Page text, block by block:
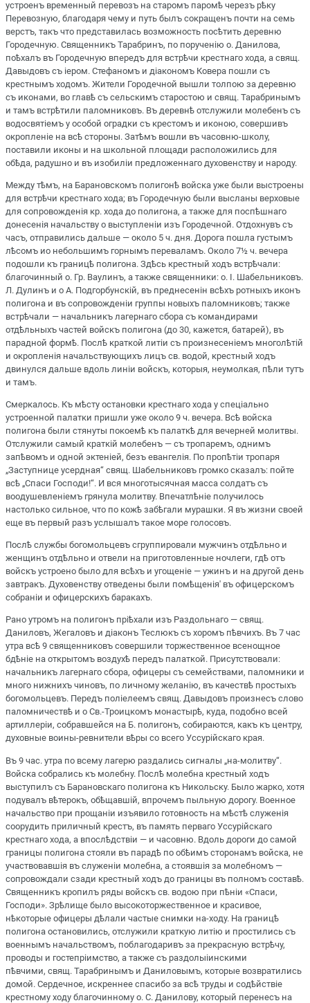
устроенъ временный перевозъ на старомъ паромѣ черезъ рѣку
Перевозную, благодаря чему и путь былъ сокращенъ почти на семь
верстъ, такъ что представилась возможность посѣтить деревню
Городечную. Священникъ Тарабринъ, по порученію о. Данилова,
поѣхалъ въ Городечную впередъ для встрѣчи крестнаго хода, а свящ.
Давыдовъ съ іером. Стефаномъ и діакономъ Ковера пошли съ
крестнымъ ходомъ. Жители Городечной вышли толпою за деревню
съ иконами, во главѣ съ сельскимъ старостою и свящ. Тарабринымъ
и тамъ встрѣтили паломниковъ. Въ деревнѣ отслужили молебенъ съ
водосвятіемъ у особой оградки съ крестомъ и иконою, совершивъ
окропленіе на всѣ стороны. Затѣмъ вошли въ часовню-школу,
поставили иконы и на школьной площади расположились для
обѣда, радушно и въ изобиліи предложеннаго духовенству и народу.
Между тѣмъ, на Барановскомъ полигонѣ войска уже были выстроены
для встрѣчи крестнаго хода; въ Городечную были высланы верховые
для сопровожденія кр. хода до полигона, а также для поспѣшнаго
донесенія начальству о выступленіи изъ Городечной. Отдохнувъ съ
часъ, отправились дальше — около 5 ч. дня. Дорога пошла густымъ
лѣсомъ ио небольшимъ горнымъ переваламъ. Около 7½ ч. вечера
подошли къ границѣ полигона. Здѣсь крестный ходъ встрѣчали:
благочинный о. Гр. Ваулинъ, а также священники: о. I. Шабельниковъ.
Л. Дулинъ и о А. Подгорбунскій, въ преднесенін всѣхъ ротныхъ иконъ
полигона и въ сопровожденіи группы новыхъ паломниковъ; также
встрѣчали — начальникъ лагернаго сбора съ командирами
отдѣльныхъ частей войскъ полигона (до 30, кажется, батарей), въ
парадной формѣ. Послѣ краткой литіи съ произнесеніемъ многолѣтій
и окропленія начальствующихъ лицъ св. водой, крестный ходъ
двинулся дальше вдоль линіи войскъ, которыя, неумолкая, пѣли тутъ
и тамъ.
Смеркалось. Къ мѣсту остановки крестнаго хода у спеціально
устроенной палатки пришли уже около 9 ч. вечера. Всѣ войска
полигона были стянуты покоемѣ къ палаткѣ для вечерней молитвы.
Отслужили самый краткій молебенъ — съ тропаремъ, однимъ
запѣвомъ и одной эктеніей, безъ евангелія. По пропѣтіи тропаря
„Заступнице усердная“ свящ. Шабельниковъ громко сказалъ: пойте
всѣ „Спаси Господи!“. И вся многотысячная масса солдатъ съ
воодушевленіемъ грянула молитву. Впечатлѣніе получилось
настолько сильное, что по кожѣ забѣгали мурашки. Я въ жизни своей
еще въ первый разъ услышалъ такое море голосовъ.
Послѣ службы богомольцевъ сгруппировали мужчинъ отдѣльно и
женщинъ отдѣльно и отвели на приготовленные ночлеги, гдѣ отъ
войскъ устроено было для всѣхъ и угощеніе — ужинъ и на другой день
завтракъ. Духовенству отведены были помѣщенiя' въ офицерскомъ
собраніи и офицерскихъ баракахъ.
Рано утромъ на полигонъ пріѣхали изъ Раздольнаго — свящ.
Даниловъ, Жегаловъ и діаконъ Теслюкъ съ хоромъ пѣвчихъ. Въ 7 час
утра всѣ 9 священниковъ совершили торжественное всенощное
бдѣніе на открытомъ воздухѣ передъ палаткой. Присутствовали:
начальникъ лагернаго сбора, офицеры съ семействами, паломники и
много нижнихъ чиновъ, по личному желанію, въ качествѣ простыхъ
богомольцевъ. Передъ поліелеемъ свящ. Давыдовъ произнесъ слово
паломничествѣ и о Св.-Троицкомъ монастырѣ, куда, подобно всей
артиллеріи, собравшейся на Б. полигонъ, собираются, какъ къ центру,
духовные воины-ревнители вѣры со всего Уссурійскаго края.
Въ 9 час. утра по всему лагерю раздались сигналы „на-молитву“.
Войска собрались къ молебну. Послѣ молебна крестный ходъ
выступилъ съ Барановскаго полигона къ Никольску. Было жарко, хотя
подувалъ вѣтерокъ, обѣщавшій, впрочемъ пыльную дорогу. Военное
начальство при прощаніи изъявило готовность на мѣстѣ служенія
соорудить приличный крестъ, въ память перваго Уссурійскаго
крестнаго хода, а впослѣдствіи — и часовню. Вдоль дороги до самой
границы полигона стояли въ парадѣ по обѣимъ сторонамъ войска, не
участвовавшія въ служеніи молебна, а стоявшія за молебномъ —
сопровождали сзади крестный ходъ до границы въ полномъ составѣ.
Священникъ кропилъ ряды войскъ св. водою при пѣніи «Спаси,
Господи». Зрѣлище было высокоторжественное и красивое,
нѣкоторые офицеры дѣлали частые снимки на-ходу. На границѣ
полигона остановились, отслужили краткую литію и простились съ
военнымъ начальствомъ, поблагодаривъ за прекрасную встрѣчу,
проводы и гостепріимство, а также съ раздолыіинскими
пѣвчими, свящ. Тарабринымъ и Даниловымъ, которые возвратились
домой. Сердечное, искреннее спасибо за всѣ труды и содѣйствіе
крестному ходу благочинному о. С. Данилову, который перенесъ на